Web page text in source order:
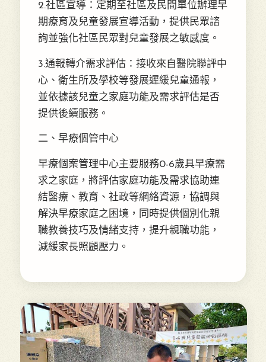
2.社區宣導：定期至社區及民間單位辦理早
期療育及兒童發展宣導活動，提供民眾諮
詢並強化社區民眾對兒童發展之敏感度。
3.通報轉介需求評估：接收來自醫院聯評中
心、衛生所及學校等發展遲緩兒童通報，
並依據該兒童之家庭功能及需求評估是否
提供後續服務。
二、早療個管中心
早療個案管理中心主要服務0-6歲具早療需
求之家庭，將評估家庭功能及需求協助連
結醫療、教育、社政等網絡資源，協調與
解決早療家庭之困境，同時提供個別化親
職教養技巧及情緒支持，提升親職功能，
減緩家長照顧壓力。